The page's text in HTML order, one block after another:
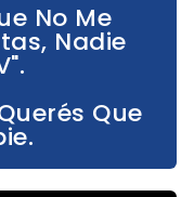
No Me
Nadie
Que